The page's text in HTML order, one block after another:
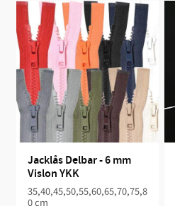
Jacklås Delbar - 6 mm
Vislon YKK
35,40,45,50,55,60,65,70,75,8
0 cm